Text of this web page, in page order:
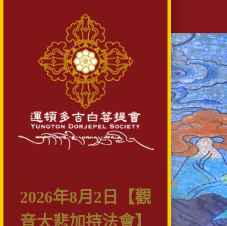
2026年8月2日【觀
音大悲加持法會】